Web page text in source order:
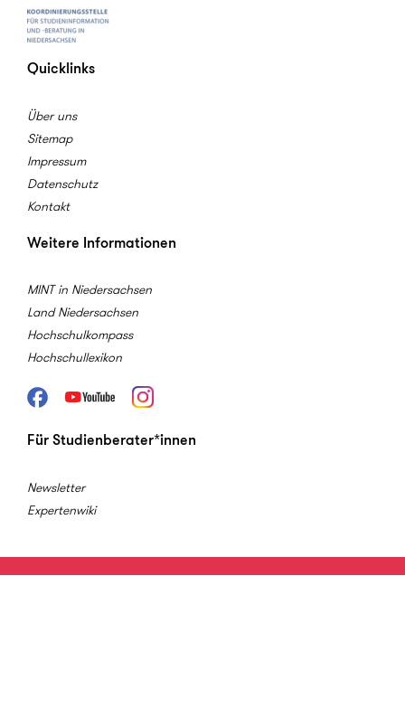
Quicklinks
Über uns
Sitemap
Impressum
Datenschutz
Kontakt
Weitere Informationen
MINT in Niedersachsen
Land Niedersachsen
Hochschulkompass
Hochschullexikon
FacebookYoutube Instagram
Für Studienberater*innen
Newsletter
Expertenwiki